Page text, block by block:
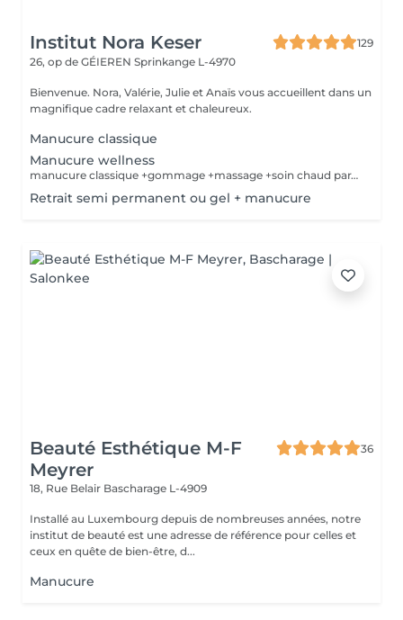
Institut Nora Keser
129
26, op de GÉIEREN Sprinkange L-4970
Bienvenue. Nora, Valérie, Julie et Anaïs vous accueillent dans un
magnifique cadre relaxant et chaleureux.
Manucure classique
Manucure wellness
manucure classique +gommage +massage +soin chaud paraffine
Retrait semi permanent ou gel + manucure
Beauté Esthétique M-F
Meyrer
36
18, Rue Belair Bascharage L-4909
Installé au Luxembourg depuis de nombreuses années, notre
institut de beauté est une adresse de référence pour celles et
ceux en quête de bien-être, d...
Manucure